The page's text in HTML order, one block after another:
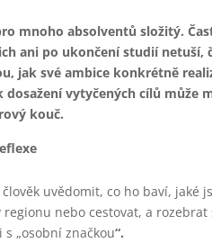
mnoho absolventů složitý.
ani po ukončení studií netuší,
jak své ambice konkrétně
dosažení vytyčených cílů může
kouč.
uvědomit, co ho baví, jaké
nebo cestovat, a
„osobní značkou“.